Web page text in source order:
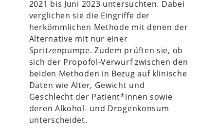
2021 bis Juni 2023 untersuchten. Dabei
verglichen sie die Eingriffe der
herkömmlichen Methode mit denen der
Alternative mit nur einer
Spritzenpumpe. Zudem prüften sie, ob
sich der Propofol-Verwurf zwischen den
beiden Methoden in Bezug auf klinische
Daten wie Alter, Gewicht und
Geschlecht der Patient*innen sowie
deren Alkohol- und Drogenkonsum
unterscheidet.